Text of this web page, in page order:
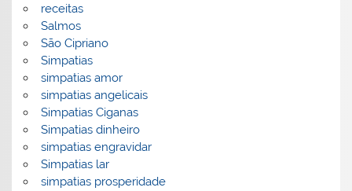
receitas
Salmos
São Cipriano
Simpatias
simpatias amor
simpatias angelicais
Simpatias Ciganas
Simpatias dinheiro
simpatias engravidar
Simpatias lar
simpatias prosperidade